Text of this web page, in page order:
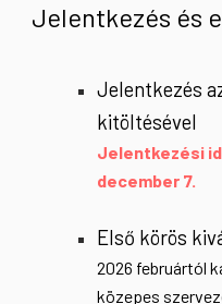
Jelentkezés és
Jelentkezés
kitöltésével
Jelentkezési
december 7.
Első körös
2026 februártól
közepes